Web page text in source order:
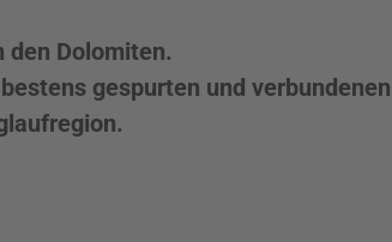
den Dolomiten.
gespurten und